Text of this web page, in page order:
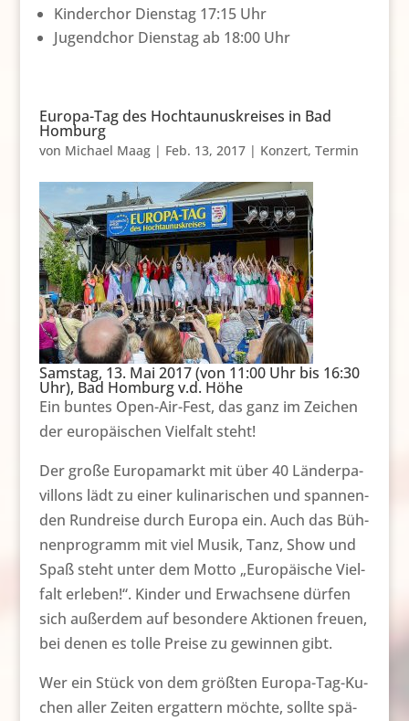
Kinderchor Dienstag 17:15 Uhr
Jugendchor Dienstag ab 18:00 Uhr
Europa-Tag des Hochtaunuskreises in Bad
Homburg
von Michael Maag| Feb. 13, 2017| Konzert, Termin
Samstag, 13. Mai 2017 (von 11:00 Uhr bis 16:30
Uhr), Bad Homburg v.d. Höhe
Ein bun­tes Open-Air-Fest, das ganz im Zei­chen
der eu­ro­päi­schen Viel­falt steht!
Der gro­ße Eu­ro­pa­markt mit über 40 Län­der­pa­
vil­lons lädt zu ei­ner ku­li­na­ri­schen und span­nen­
den Rund­rei­se durch Eu­ro­pa ein. Auch das Büh­
nen­pro­gramm mit viel Mu­sik, Tanz, Show und
Spaß steht un­ter dem Mot­to „Eu­ro­päi­sche Viel­
falt er­le­ben!“. Kin­der und Er­wach­se­ne dür­fen
sich au­ßer­dem auf be­son­de­re Ak­tio­nen freu­en,
bei de­nen es tol­le Prei­se zu ge­win­nen gibt.
Wer ein Stück von dem größ­ten Eu­ro­pa-Tag-Ku­
chen al­ler Zei­ten er­gat­tern möch­te, soll­te spä­